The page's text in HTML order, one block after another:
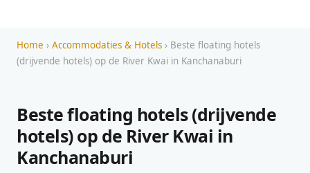
Home › Accommodaties & Hotels › Beste floating hotels
(drijvende hotels) op de River Kwai in Kanchanaburi
Beste floating hotels (drijvende
hotels) op de River Kwai in
Kanchanaburi